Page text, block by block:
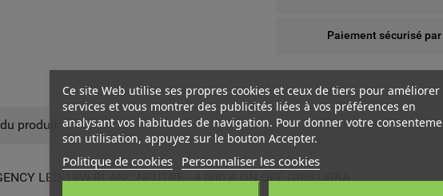
Paiement sécurisé
produit
LED 19W BLANC NEUTRE - 4 000 K ON-OFF GRIS URBA
Ce site Web utilise ses propres cookies et ceux de tiers pour améliorer
services et vous montrer des publicités liées à vos préférences en
analysant vos habitudes de navigation. Pour donner votre
son utilisation, appuyez sur le bouton Accepter.
Politique de cookies Personnaliser les cookies